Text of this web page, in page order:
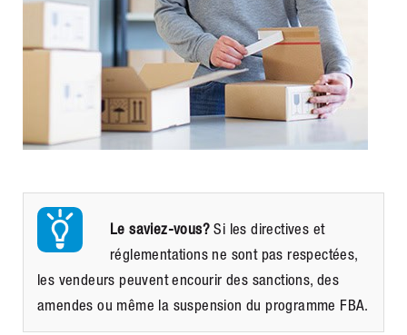
Le saviez-vous? Si les directives et
réglementations ne sont pas respectées,
les vendeurs peuvent encourir des sanctions, des
amendes ou même la suspension du programme FBA.